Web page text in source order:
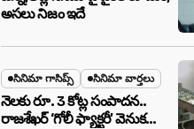
అసలు నిజం ఇదే
సినిమా గాసిప్స్ సినిమా వార్తలు
నెలకు రూ. 3 కోట్ల సంపాదన..
రాజశేఖర్ ‘గోలీ ఫ్యాక్టరీ’ వెనుక